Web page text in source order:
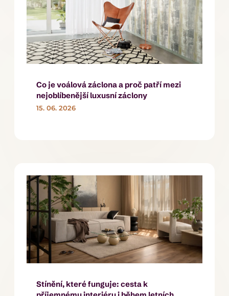
Co je voálová záclona a proč patří mezi
nejoblíbenější luxusní záclony
15. 06. 2026
Stínění, které funguje: cesta k